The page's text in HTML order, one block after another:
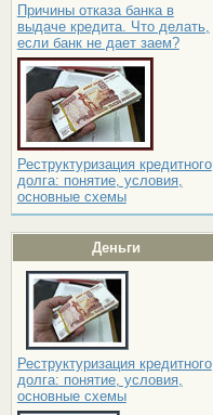
Причины отказа банка в
выдаче кредита. Что делать,
если банк не дает заем?
Реструктуризация кредитного
долга: понятие, условия,
основные схемы
Деньги
Реструктуризация кредитного
долга: понятие, условия,
основные схемы